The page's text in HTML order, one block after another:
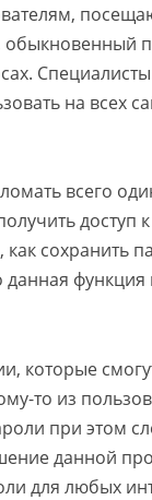
обыкновенный
на всех
всего
доступ
сохранить
данная
которые
то из
при этом
данной
для любых